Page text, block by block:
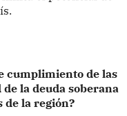
cumplimiento de las
la deuda soberana
de la región?